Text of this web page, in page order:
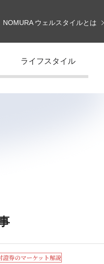
NOMURA ウェルスタイルとは
ライフスタイル
證券のマーケット解説